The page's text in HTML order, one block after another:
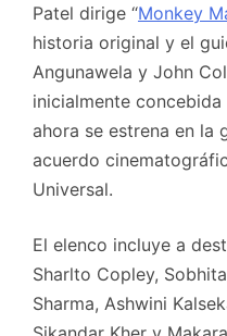
Patel dirige “Monkey
historia original y el
Angunawela y John
inicialmente
ahora se estrena en la
acuerdo
Universal.
El elenco incluye a
Sharlto Copley,
Sharma, Ashwini